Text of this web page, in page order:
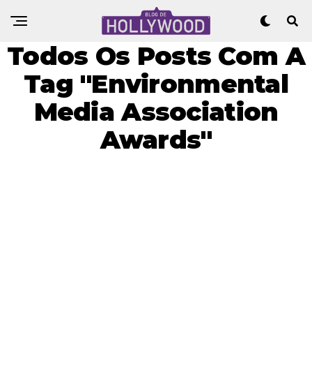
Todos Os Posts Com A
Tag "Environmental
Media Association
Awards"